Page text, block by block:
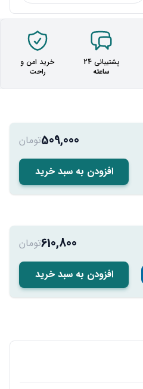
پشتیبانی 24
ساعته
خرید امن و
راحت
509,000تومان
افزودن به سبد خرید
610,800تومان
افزودن به سبد خرید